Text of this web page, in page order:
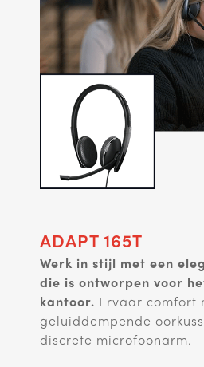
ADAPT 165T
Werk in stijl met een
die is ontworpen voor
kantoor. Ervaar comfort
geluiddempende
discrete microfoonarm.